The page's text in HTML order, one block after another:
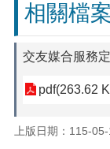
相關檔
交友媒合服務
pdf(263.62
上版日期：115-